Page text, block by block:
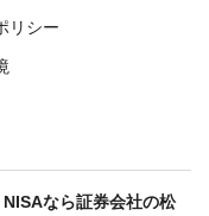
リシー
なら証券会社の松